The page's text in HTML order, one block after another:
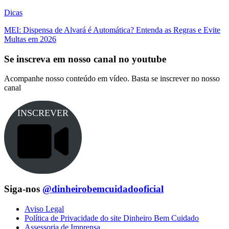
Dicas
MEI: Dispensa de Alvará é Automática? Entenda as Regras e Evite
Multas em 2026
Se inscreva em nosso canal no youtube
Acompanhe nosso conteúdo em vídeo. Basta se inscrever no nosso
canal
INSCREVER
Siga-nos @dinheirobemcuidadooficial
Aviso Legal
Política de Privacidade do site Dinheiro Bem Cuidado
Assessoria de Imprensa